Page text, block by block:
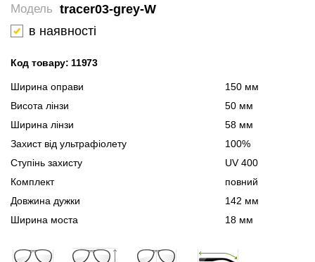
tracer03-grey-W
Модель
в наявності
Код товару: 11973
Ширина оправи
150 мм
Висота лінзи
50 мм
Ширина лінзи
58 мм
Захист від ультрафіолету
100%
Ступінь захисту
UV 400
Комплект
повний
Довжина дужки
142 мм
Ширина моста
18 мм